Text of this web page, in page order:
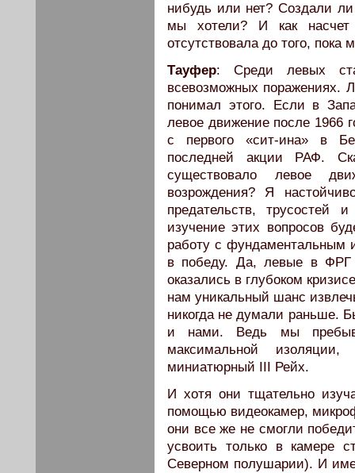
нибудь или нет? Создали
мы хотели? И как насчет
отсутствовала до того, пока
Тауфер: Среди левых
всевозможных поражениях.
понимал этого. Если в
левое движение после 1966
с первого «сит-ина» в
последней акции РАФ.
существовало левое
возрождения? Я
предательств,
изучение этих вопросов
работу с фундаментальным
в победу. Да, левые в ФРГ
оказались в глубоком
нам уникальный шанс
никогда не думали раньше.
и нами. Ведь мы
максимальной
миниатюрный III Рейх.
И хотя они тщательно
помощью видеокамер,
они все же не смогли
усвоить только в камере
Северном полушарии). И